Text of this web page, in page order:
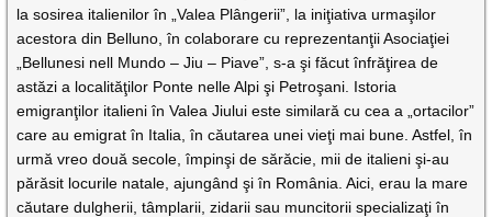
la sosirea italienilor în „Valea Plângerii”, la iniţiativa urmaşilor
acestora din Belluno, în colaborare cu reprezentanţii Asociaţiei
„Bellunesi nell Mundo – Jiu – Piave”, s-a şi făcut înfrăţirea de
astăzi a localităţilor Ponte nelle Alpi şi Petroşani. Istoria
emigranţilor italieni în Valea Jiului este similară cu cea a „ortacilor”
care au emigrat în Italia, în căutarea unei vieţi mai bune. Astfel, în
urmă vreo două secole, împinşi de sărăcie, mii de italieni şi-au
părăsit locurile natale, ajungând şi în România. Aici, erau la mare
căutare dulgherii, tâmplarii, zidarii sau muncitorii specializaţi în